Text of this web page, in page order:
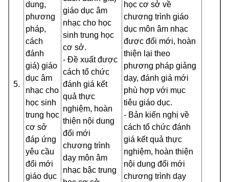
5.
dung,
phương
pháp,
cách
đánh
giá) giáo
dục âm
nhạc cho
học sinh
trung học
cơ sở
đáp ứng
yêu cầu
đổi mới
giáo dục
giáo dục âm
nhạc cho học
sinh trung học
cơ sở.
- Đề xuất được
cách tổ chức
đánh giá kết
quả thực
nghiệm, hoàn
thiện nội dung
đổi mới
chương trình
dạy môn âm
nhạc bậc trung
học cơ sở về
chương trình giáo
dục môn âm nhạc
được đổi mới, hoàn
thiện lại theo
phương pháp giảng
dạy, đánh giá mới
phù hợp với mục
tiêu giáo dục.
- Bản kiến nghị về
cách tổ chức đánh
giá kết quả thực
nghiệm, hoàn thiện
nội dung đổi mới
chương trình dạy